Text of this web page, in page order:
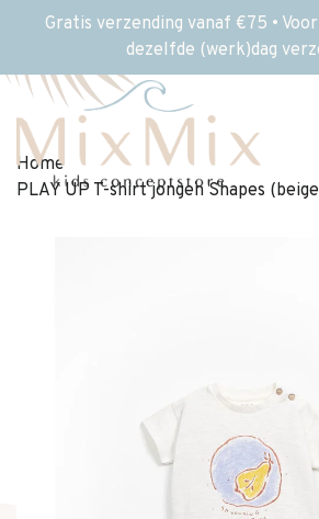
Gratis verzending vanaf €75 •
dezelfde (werk)dag
Home
PLAY UP T-shirt jongen Shapes